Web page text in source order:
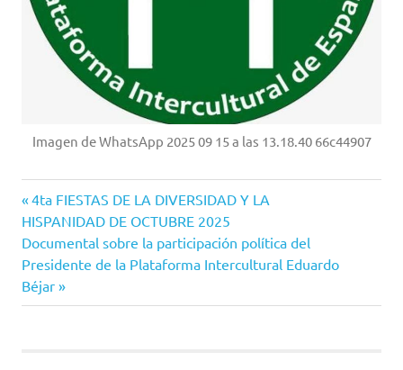
Imagen de WhatsApp 2025 09 15 a las 13.18.40 66c44907
Navegación
de
entradas
Entrada
anterior:
4ta FIESTAS DE LA DIVERSIDAD Y LA
HISPANIDAD DE OCTUBRE 2025
Siguiente
entrada:
Documental sobre la participación política del
Presidente de la Plataforma Intercultural Eduardo
Béjar